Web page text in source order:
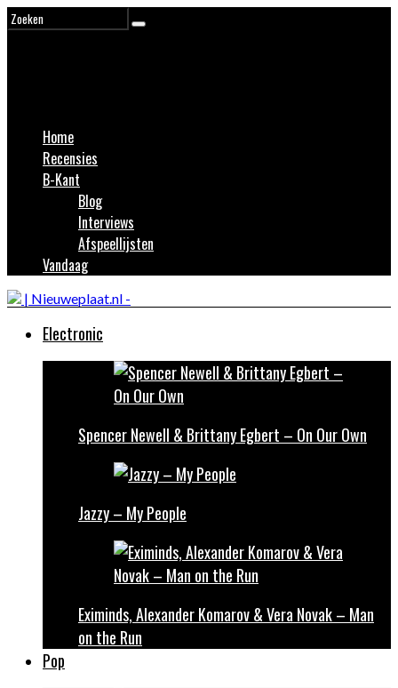
Home
Recensies
B-Kant
Blog
Interviews
Afspeellijsten
Vandaag
Electronic
Spencer Newell & Brittany Egbert – On Our Own
Jazzy – My People
Eximinds, Alexander Komarov & Vera Novak – Man
on the Run
Pop